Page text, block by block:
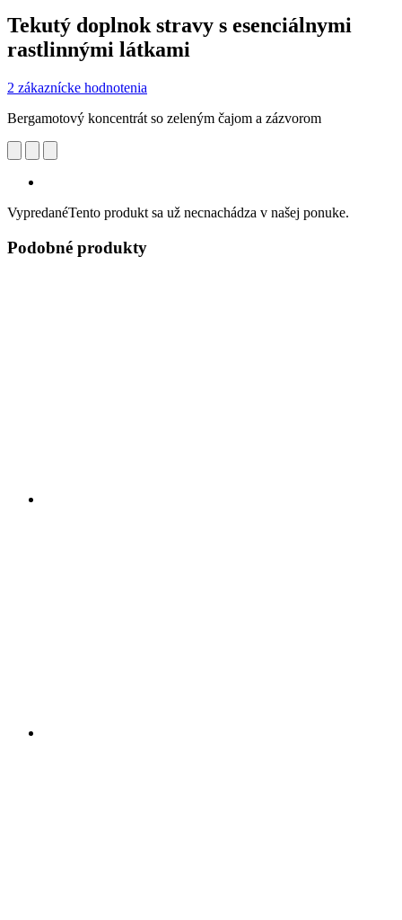
Tekutý doplnok stravy s esenciálnymi
rastlinnými látkami
2 zákaznícke hodnotenia
Bergamotový koncentrát so zeleným čajom a zázvorom
VypredanéTento produkt sa už necnachádza v našej ponuke.
Podobné produkty